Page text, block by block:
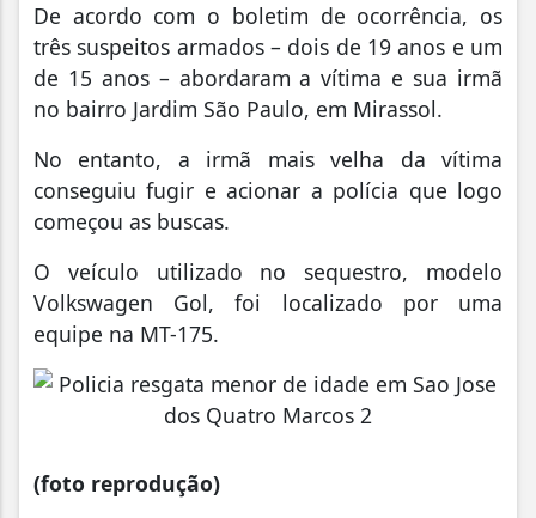
De acordo com o boletim de ocorrência, os
três suspeitos armados – dois de 19 anos e um
de 15 anos – abordaram a vítima e sua irmã
no bairro Jardim São Paulo, em Mirassol.
No entanto, a irmã mais velha da vítima
conseguiu fugir e acionar a polícia que logo
começou as buscas.
O veículo utilizado no sequestro, modelo
Volkswagen Gol, foi localizado por uma
equipe na MT-175.
(foto reprodução)